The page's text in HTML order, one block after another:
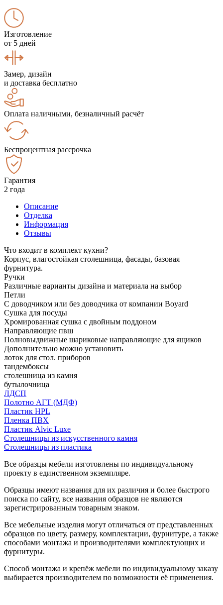
Изготовление
от 5 дней
Замер, дизайн
и доставка бесплатно
Оплата наличными, безналичный расчёт
Беспроцентная рассрочка
Гарантия
2 года
Описание
Отделка
Информация
Отзывы
Что входит в комплект кухни?
Корпус, влагостойкая столешница, фасады, базовая
фурнитура.
Ручки
Различные варианты дизайна и материала на выбор
Петли
С доводчиком или без доводчика от компании Boyard
Сушка для посуды
Хромированная сушка с двойным поддоном
Направляющие пвш
Полновыдвижные шариковые направляющие для ящиков
Дополнительно можно установить
лоток для стол. приборов
тандембоксы
столешница из камня
бутылочница
ЛДСП
Полотно АГТ (МДФ)
Пластик HPL
Пленка ПВХ
Пластик Alvic Luxe
Столешницы из искусственного камня
Столешницы из пластика
Все образцы мебели изготовлены по индивидуальному
проекту в единственном экземпляре.
Образцы имеют названия для их различия и более быстрого
поиска по сайту, все названия образцов не являются
зарегистрированным товарным знаком.
Все мебельные изделия могут отличаться от представленных
образцов по цвету, размеру, комплектации, фурнитуре, а также
способами монтажа и производителями комплектующих и
фурнитуры.
Способ монтажа и крепёж мебели по индивидуальному заказу
выбирается производителем по возможности её применения.